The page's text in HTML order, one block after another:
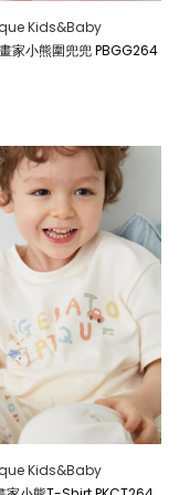
Kids&Baby
家小熊圍兜兜 PBGG264
Kids&Baby